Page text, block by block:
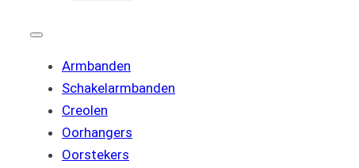
Armbanden
Schakelarmbanden
Creolen
Oorhangers
Oorstekers